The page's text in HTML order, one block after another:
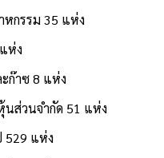
รม 35 แห่ง
ง
8 แห่ง
จำกัด 51 แห่ง
แห่ง